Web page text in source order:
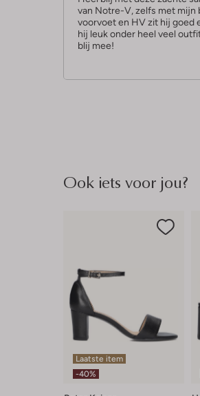
r
r
e
van Notre-V, zelfs met mijn
voorvoet en HV zit hij goed
hij leuk onder heel veel
blij mee!
Ook iets voor jou?
Laatste item
-40%